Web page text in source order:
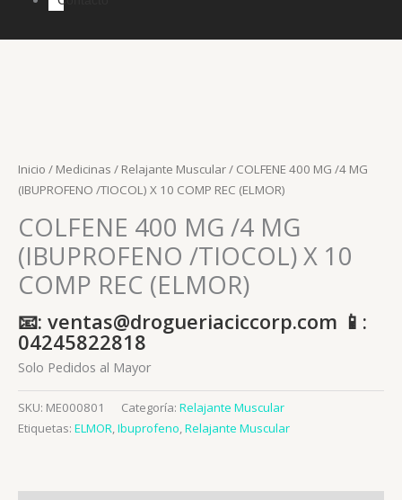
Inicio / Medicinas / Relajante Muscular/ COLFENE 400 MG /4 MG
(IBUPROFENO /TIOCOL) X 10 COMP REC (ELMOR)
COLFENE 400 MG /4 MG
(IBUPROFENO /TIOCOL) X 10
COMP REC (ELMOR)
📧: ventas@drogueriaciccorp.com 📱:
04245822818
Solo Pedidos al Mayor
SKU: ME000801 Categoría: Relajante Muscular
Etiquetas: ELMOR,Ibuprofeno,Relajante Muscular